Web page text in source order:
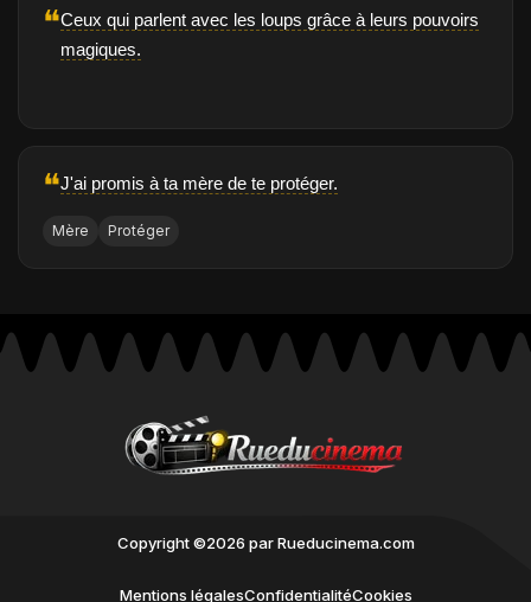
❝Ceux qui parlent avec les loups grâce à leurs pouvoirs
magiques.
❝J'ai promis à ta mère de te protéger.
Mère Protéger
Copyright ©2026 par Rueducinema.com
Mentions légalesConfidentialitéCookies